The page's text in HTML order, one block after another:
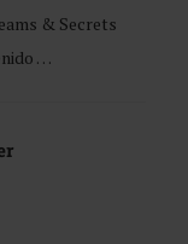
& Secrets
…